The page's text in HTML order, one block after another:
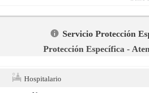
Servicio Protección
Protección Específica -
Hospitalario